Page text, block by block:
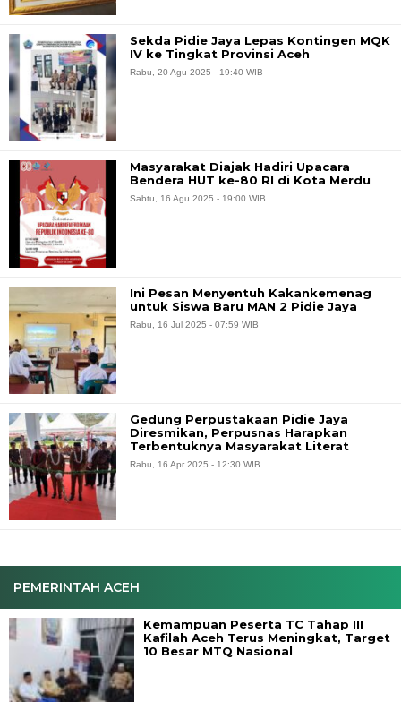
PEMERINTAH ACEH
Kemampuan Peserta TC Tahap III
Kafilah Aceh Terus Meningkat, Target
10 Besar MTQ Nasional
Sekda Pidie Jaya Lepas Kontingen MQK
IV ke Tingkat Provinsi Aceh
Rabu, 20 Agu 2025 - 19:40 WIB
Masyarakat Diajak Hadiri Upacara
Bendera HUT ke-80 RI di Kota Merdu
Sabtu, 16 Agu 2025 - 19:00 WIB
Ini Pesan Menyentuh Kakankemenag
untuk Siswa Baru MAN 2 Pidie Jaya
Rabu, 16 Jul 2025 - 07:59 WIB
Gedung Perpustakaan Pidie Jaya
Diresmikan, Perpusnas Harapkan
Terbentuknya Masyarakat Literat
Rabu, 16 Apr 2025 - 12:30 WIB